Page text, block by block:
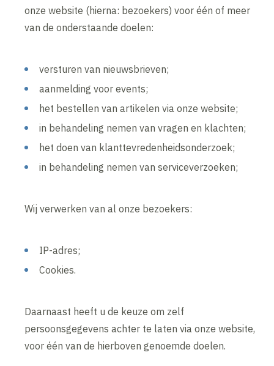
onze website (hierna: bezoekers) voor één of meer
van de onderstaande doelen:
versturen van nieuwsbrieven;
aanmelding voor events;
het bestellen van artikelen via onze website;
in behandeling nemen van vragen en klachten;
het doen van klanttevredenheidsonderzoek;
in behandeling nemen van serviceverzoeken;
Wij verwerken van al onze bezoekers:
IP-adres;
Cookies.
Daarnaast heeft u de keuze om zelf
persoonsgegevens achter te laten via onze website,
voor één van de hierboven genoemde doelen.